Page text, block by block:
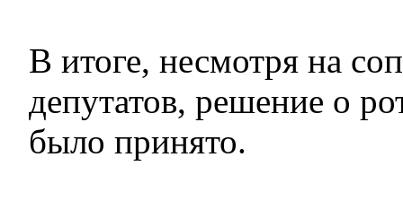
В итоге, несмотря на
депутатов, решение о
было принято.